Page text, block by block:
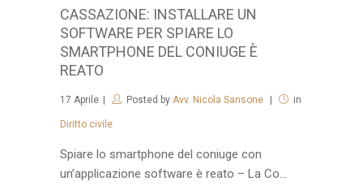
CASSAZIONE: INSTALLARE UN
SOFTWARE PER SPIARE LO
SMARTPHONE DEL CONIUGE È
REATO
17 Aprile Posted by Avv. Nicola Sansone in
Diritto civile
Spiare lo smartphone del coniuge con
un’applicazione software è reato – La Co...